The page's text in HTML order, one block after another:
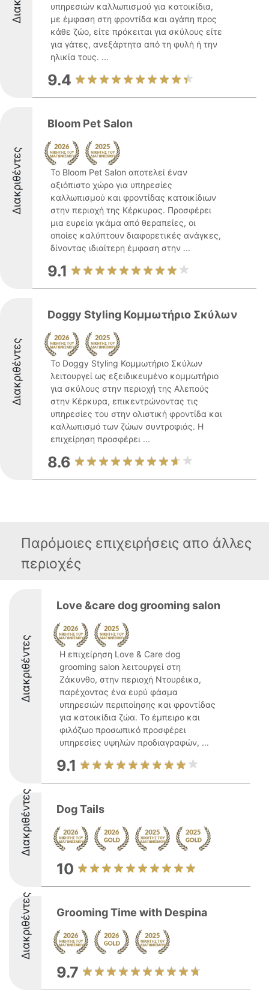
υπηρεσιών καλλωπισμού για κατοικίδια,
με έμφαση στη φροντίδα και αγάπη προς
κάθε ζώο, είτε πρόκειται για σκύλους είτε
για γάτες, ανεξάρτητα από τη φυλή ή την
ηλικία τους. ...
9.4
Διακριθέντες
Bloom Pet Salon
Το Bloom Pet Salon αποτελεί έναν
αξιόπιστο χώρο για υπηρεσίες
καλλωπισμού και φροντίδας κατοικίδιων
στην περιοχή της Κέρκυρας. Προσφέρει
μια ευρεία γκάμα από θεραπείες, οι
οποίες καλύπτουν διαφορετικές ανάγκες,
δίνοντας ιδιαίτερη έμφαση στην ...
9.1
Διακριθέντες
Doggy Styling Κομμωτήριο Σκύλων
Το Doggy Styling Κομμωτήριο Σκύλων
λειτουργεί ως εξειδικευμένο κομμωτήριο
για σκύλους στην περιοχή της Αλεπούς
στην Κέρκυρα, επικεντρώνοντας τις
υπηρεσίες του στην ολιστική φροντίδα και
καλλωπισμό των ζώων συντροφιάς. Η
επιχείρηση προσφέρει ...
8.6
Παρόμοιες επιχειρήσεις απο άλλες
περιοχές
Διακριθέντες
Love &care dog grooming salon
Η επιχείρηση Love & Care dog
grooming salon λειτουργεί στη
Ζάκυνθο, στην περιοχή Ντουρέικα,
παρέχοντας ένα ευρύ φάσμα
υπηρεσιών περιποίησης και φροντίδας
για κατοικίδια ζώα. Το έμπειρο και
φιλόζωο προσωπικό προσφέρει
υπηρεσίες υψηλών προδιαγραφών, ...
9.1
Διακριθέντες Dog Tails
10
Διακριθέντες Grooming Time with Despina
9.7